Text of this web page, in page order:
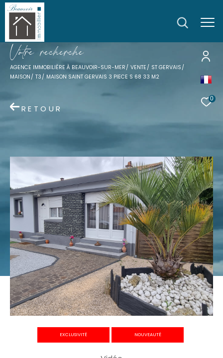
0
Votre recherche
AGENCE IMMOBILIÈRE À BEAUVOIR-SUR-MER VENTE
ST GERVAIS
MAISON
T3 MAISON SAINT GERVAIS 3 PIECE S 68 33 M2
RETOUR
EXCLUSIVITÉ NOUVEAUTÉ